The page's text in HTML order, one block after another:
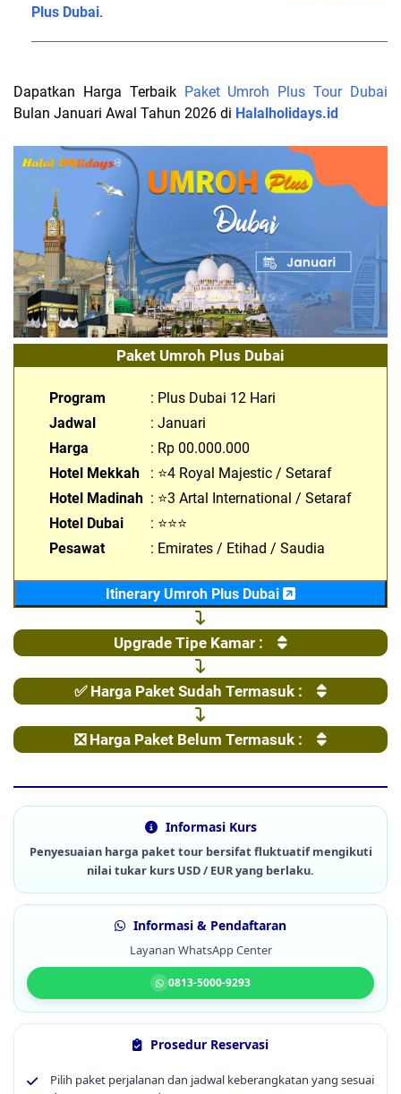
Plus Dubai.
Dapatkan Harga Terbaik Paket Umroh Plus Tour Dubai
Bulan Januari Awal Tahun 2026 di Halalholidays.id
Paket Umroh Plus Dubai
Program
: Plus Dubai 12 Hari
Jadwal
: Januari
Harga
: Rp 00.000.000
Hotel Mekkah
: ⭐4 Royal Majestic / Setaraf
Hotel Madinah : ⭐3 Artal International / Setaraf
Hotel Dubai
: ⭐⭐⭐
Pesawat
: Emirates / Etihad / Saudia
Itinerary Umroh Plus Dubai
Upgrade Tipe Kamar :
✅ Harga Paket Sudah Termasuk :
❎ Harga Paket Belum Termasuk :
Informasi Kurs
Penyesuaian harga paket tour bersifat fluktuatif mengikuti
nilai tukar kurs USD / EUR yang berlaku.
Informasi & Pendaftaran
Layanan WhatsApp Center
0813-5000-9293
Prosedur Reservasi
Pilih paket perjalanan dan jadwal keberangkatan yang sesuai